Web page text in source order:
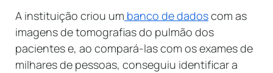
A instituição criou um banco de dadoscom as
imagens de tomografias do pulmão dos
pacientes e, ao compará-las com os exames de
milhares de pessoas, conseguiu identificar a